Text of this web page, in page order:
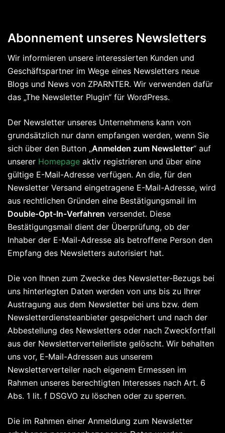
Abonnement unseres Newsletters
Wir informieren unsere interessierten Kunden und
Geschäftspartner im Wege eines Newsletters neue
Blogs und News von ZPARNTER. Wir verwenden dafür
das „The Newsletter Plugin“ für WordPress.
Der Newsletter unseres Unternehmens kann von
grundsätzlich nur dann empfangen werden, wenn Sie
sich über den Button „Anmelden zum Newsletter“ auf
unserer Homepage aktiv registrieren und über eine
gültige E-Mail-Adresse verfügen. An die, für den
Newsletter Versand eingetragene E-Mail-Adresse, wird
aus rechtlichen Gründen eine Bestätigungsmail im
Double-Opt-In-Verfahren versendet. Diese
Bestätigungsmail dient der Überprüfung, ob der
Inhaber der E-Mail-Adresse als betroffene Person den
Empfang des Newsletters autorisiert hat.
Die von Ihnen zum Zwecke des Newsletter-Bezugs bei
uns hinterlegten Daten werden von uns bis zu Ihrer
Austragung aus dem Newsletter bei uns bzw. dem
Newsletterdiensteanbieter gespeichert und nach der
Abbestellung des Newsletters oder nach Zweckfortfall
aus der Newsletterverteilerliste gelöscht. Wir behalten
uns vor, E-Mail-Adressen aus unserem
Newsletterverteiler nach eigenem Ermessen im
Rahmen unseres berechtigten Interesses nach Art. 6
Abs. 1 lit. f DSGVO zu löschen oder zu sperren.
Die im Rahmen einer Anmeldung zum Newsletter